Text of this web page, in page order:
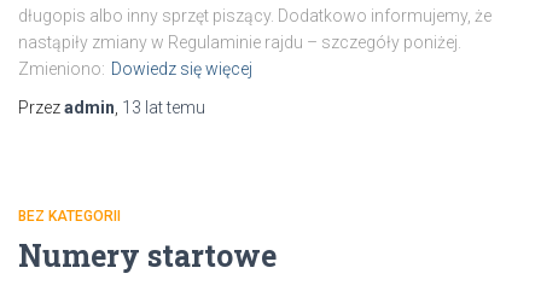
długopis albo inny sprzęt piszący. Dodatkowo informujemy, że
nastąpiły zmiany w Regulaminie rajdu – szczegóły poniżej.
Zmieniono: Dowiedz się więcej
Przezadmin 13 lattemu
BEZ KATEGORII
Numery startowe